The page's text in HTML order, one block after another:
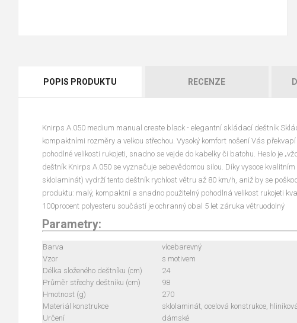
POPIS PRODUKTU RECENZE
Knirps A.050 medium manual create black - elegantní skládací deštník
kompaktními rozměry a velkou střechou. Vysoký komfort nošení Vás
pohodlné velikosti rukojeti, snadno se vejde do kabelky či batohu. Heslo je
deštník Knirps A.050 se vyznačuje sebevědomou silou. Díky vysoce
sklolaminát) vydrží tento deštník rychlost větru až 80 km/h, aniž by se
produktu: malý, kompaktní a snadno použitelný pohodlná velikost rukojeti
100procent polyesteru součástí je ochranný obal 5 let záruka větruodolný
Parametry:
Barva
vícebarevný
Vzor
s motivem
Délka složeného deštníku (cm)
24
Průměr střechy deštníku (cm)
98
Hmotnost (g)
270
Materiál konstrukce
sklolaminát, ocelová konstrukce,
Určení
dámské